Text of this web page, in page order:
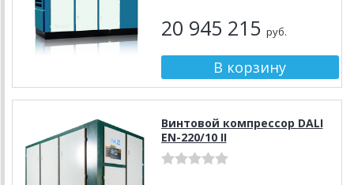
20 945 215 руб.
Винтовой компрессор DALI
EN-220/10 II